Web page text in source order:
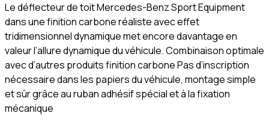
Le déflecteur de toit Mercedes-Benz Sport Equipment
dans une finition carbone réaliste avec effet
tridimensionnel dynamique met encore davantage en
valeur l’allure dynamique du véhicule. Combinaison optimale
avec d’autres produits finition carbone Pas d’inscription
nécessaire dans les papiers du véhicule, montage simple
et sûr grâce au ruban adhésif spécial et à la fixation
mécanique